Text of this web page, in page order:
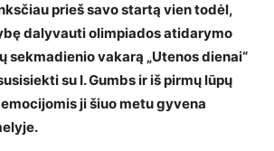
prieš savo startą vien todėl,
dalyvauti olimpiados atidarymo
sekmadienio vakarą „Utenos dienai“
su I. Gumbs ir iš pirmų lūpų
ji šiuo metu gyvena